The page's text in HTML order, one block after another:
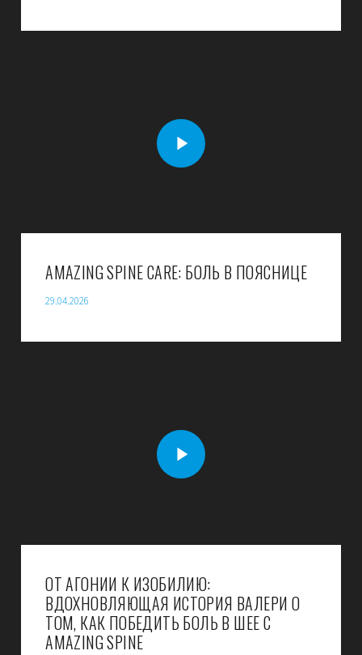
AMAZING SPINE CARE: БОЛЬ В ПОЯСНИЦЕ
29.04.2026
ОТ АГОНИИ К ИЗОБИЛИЮ:
ВДОХНОВЛЯЮЩАЯ ИСТОРИЯ ВАЛЕРИ О
ТОМ, КАК ПОБЕДИТЬ БОЛЬ В ШЕЕ С
AMAZING SPINE